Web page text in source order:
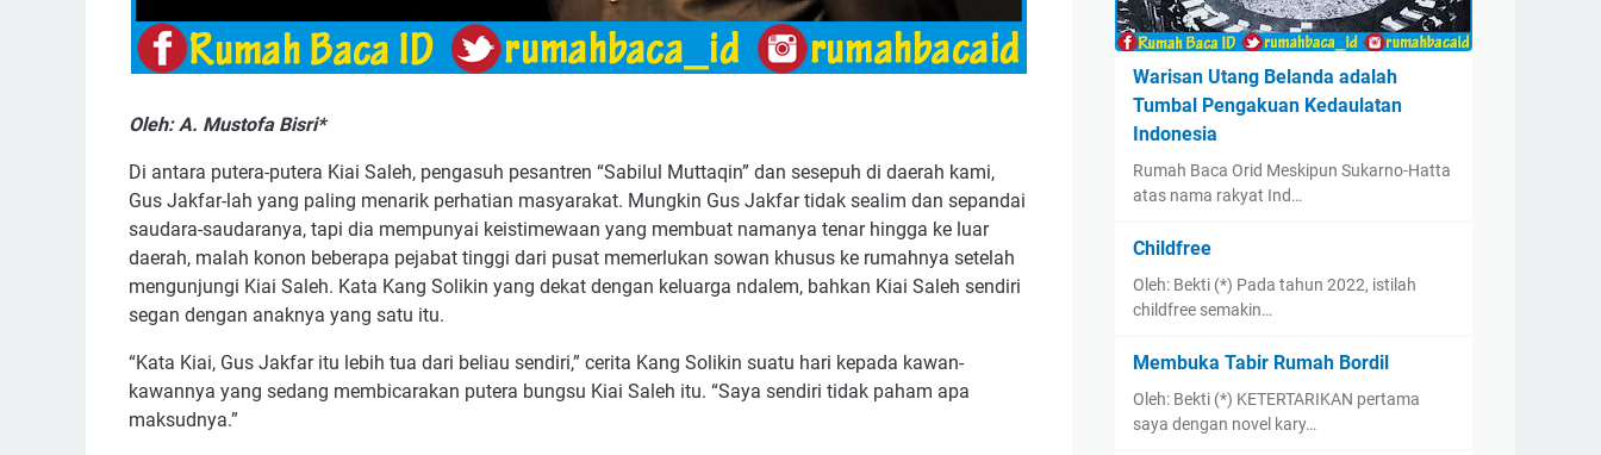
Oleh: A. Mustofa Bisri*
Di antara putera-putera Kiai Saleh, pengasuh pesantren “Sabilul Muttaqin” dan sesepuh di daerah kami,
Gus Jakfar-lah yang paling menarik perhatian masyarakat. Mungkin Gus Jakfar tidak sealim dan sepandai
saudara-saudaranya, tapi dia mempunyai keistimewaan yang membuat namanya tenar hingga ke luar
daerah, malah konon beberapa pejabat tinggi dari pusat memerlukan sowan khusus ke rumahnya setelah
mengunjungi Kiai Saleh. Kata Kang Solikin yang dekat dengan keluarga ndalem, bahkan Kiai Saleh sendiri
segan dengan anaknya yang satu itu.
“Kata Kiai, Gus Jakfar itu lebih tua dari beliau sendiri,” cerita Kang Solikin suatu hari kepada kawan-
kawannya yang sedang membicarakan putera bungsu Kiai Saleh itu. “Saya sendiri tidak paham apa
maksudnya.”
Warisan Utang Belanda adalah
Tumbal Pengakuan Kedaulatan
Indonesia
Rumah Baca Orid Meskipun Sukarno-Hatta
atas nama rakyat Ind…
Childfree
Oleh: Bekti (*) Pada tahun 2022, istilah
childfree semakin…
Membuka Tabir Rumah Bordil
Oleh: Bekti (*) KETERTARIKAN pertama
saya dengan novel kary…